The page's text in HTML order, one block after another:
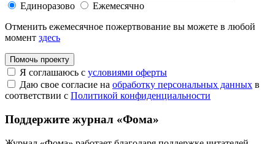
Единоразово
Ежемесячно
Отменить ежемесячное пожертвование вы можете в любой
момент здесь
Помочь проекту
Я соглашаюсь с условиями оферты
Даю свое согласие на обработку персональных данных в
соответствии с Политикой конфиденциальности
Поддержите журнал «Фома»